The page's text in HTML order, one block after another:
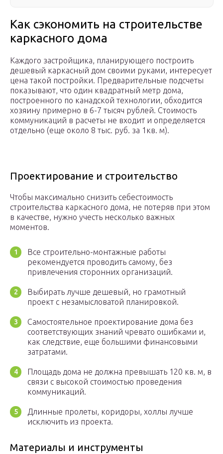
Как сэкономить на строительстве
каркасного дома
Каждого застройщика, планирующего построить
дешевый каркасный дом своими руками, интересует
цена такой постройки. Предварительные подсчеты
показывают, что один квадратный метр дома,
построенного по канадской технологии, обходится
хозяину примерно в 6-7 тысяч рублей. Стоимость
коммуникаций в расчеты не входит и определяется
отдельно (еще около 8 тыс. руб. за 1кв. м).
Проектирование и строительство
Чтобы максимально снизить себестоимость
строительства каркасного дома, не потеряв при этом
в качестве, нужно учесть несколько важных
моментов.
Все строительно-монтажные работы
рекомендуется проводить самому, без
привлечения сторонних организаций.
Выбирать лучше дешевый, но грамотный
проект с незамысловатой планировкой.
Самостоятельное проектирование дома без
соответствующих знаний чревато ошибками и,
как следствие, еще большими финансовыми
затратами.
Площадь дома не должна превышать 120 кв. м, в
связи с высокой стоимостью проведения
коммуникаций.
Длинные пролеты, коридоры, холлы лучше
исключить из проекта.
Материалы и инструменты